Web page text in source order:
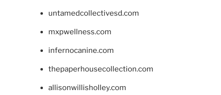
untamedcollectivesd.com
mxpwellness.com
infernocanine.com
thepaperhousecollection.com
allisonwillisholley.com